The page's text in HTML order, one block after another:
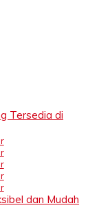
Tersedia di
dan Mudah